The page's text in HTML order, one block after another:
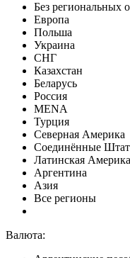
Без региональных
Европа
Польша
Украина
СНГ
Казахстан
Беларусь
Россия
MENA
Турция
Северная Америка
Соединённые
Латинская Америка
Аргентина
Азия
Все регионы
Валюта: